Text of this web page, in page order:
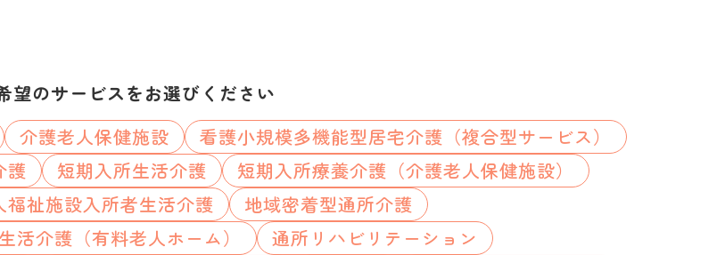
望のサービスをお選びください
介護老人保健施設
看護小規模多機能型居宅介護（複合型サービス）
護 短期入所生活介護
短期入所療養介護（介護老人保健施設）
祉施設入所者生活介護
地域密着型通所介護
活介護（有料老人ホーム）
通所リハビリテーション